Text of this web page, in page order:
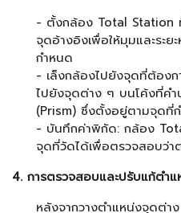
- ตั้งกล้อง Total Station
จุดอ้างอิงเพื่อให้มุมและระย
กำหนด
- เล็งกล้องไปยังจุดที่ต้อง
ไปยังจุดต่าง ๆ บนโค้งที่คำ
(Prism) ซึ่งตั้งอยู่ตามจุดที่
- บันทึกค่าพิกัด: กล้อง
จุดที่วัดได้เพื่อตรวจสอบว่า
4. การตรวจสอบและปรับแก้ตำ
หลังจากวางตำแหน่งจุดต่า